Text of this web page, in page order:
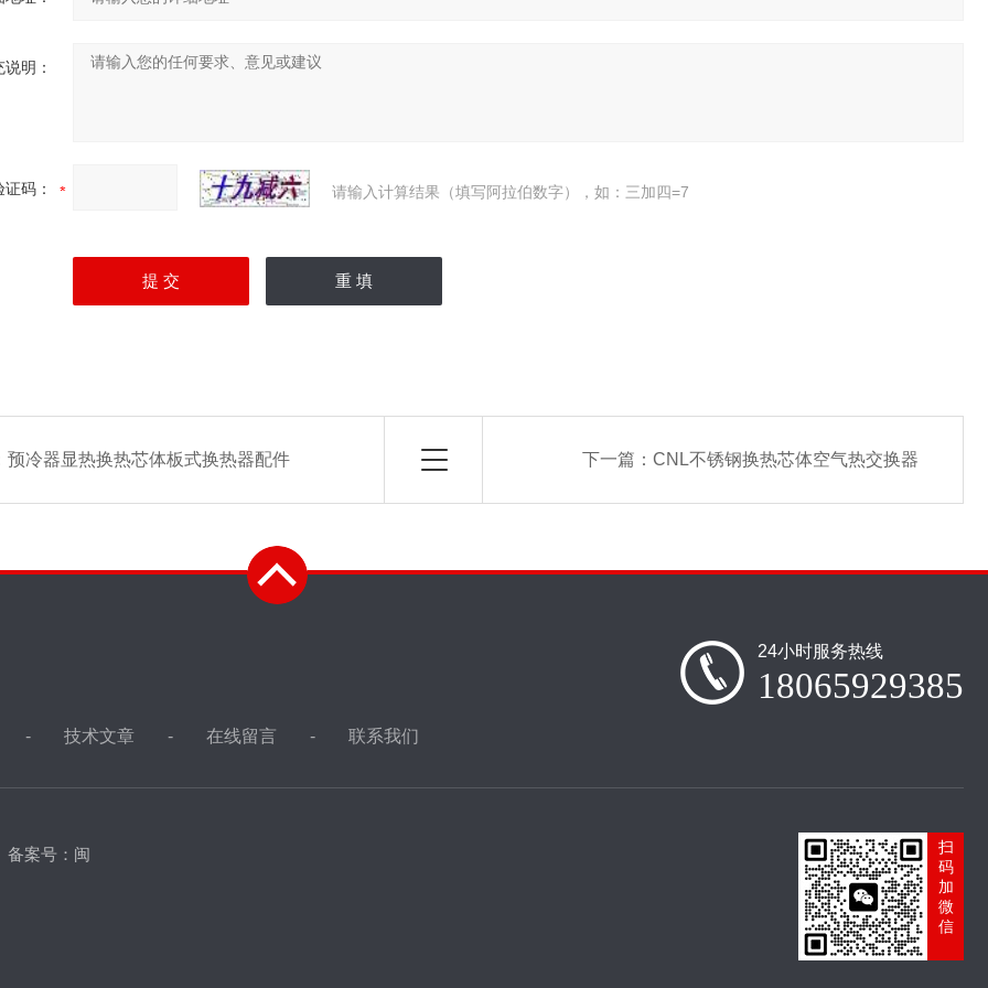
明：
证码： 请输入计算结果（填写阿拉伯数字），如：三加四=7
预冷器显热换热芯体板式换热器配件 下一篇： CNL不锈钢换热芯体空气热交换器
技术文章 在线留言 联系我们
24小时服务热线
18065929385
备案号：闽
扫
码
加
微
信